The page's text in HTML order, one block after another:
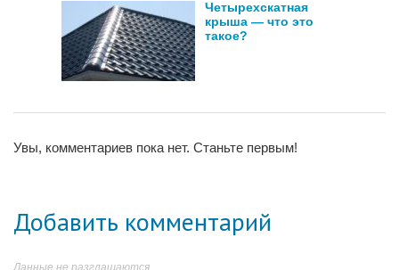
Четырехскатная
крыша — что это
такое?
Увы, комментариев пока нет. Станьте первым!
Добавить комментарий